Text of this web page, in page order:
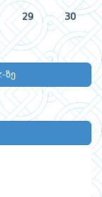
29 30
ზე